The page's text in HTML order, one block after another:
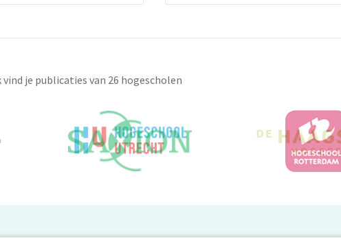
vind je publicaties van 26 hogescholen